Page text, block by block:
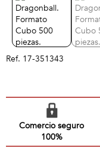
Ref. 17-351343
Comercio seguro
100%